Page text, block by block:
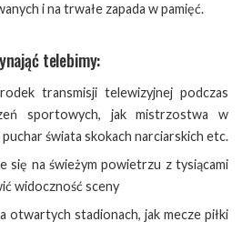
i na trwałe zapada w pamięć.
telebimy:
transmisji telewizyjnej podczas
sportowych, jak mistrzostwa w
świata skokach narciarskich etc.
się na świeżym powietrzu z tysiącami
widoczność sceny
otwartych stadionach, jak mecze piłki